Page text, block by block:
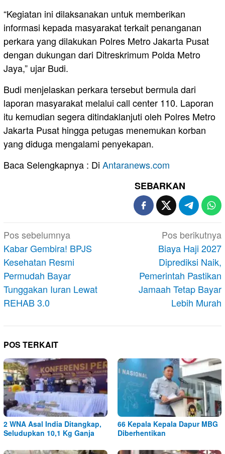
​“Kegiatan ini dilaksanakan untuk memberikan
informasi kepada masyarakat terkait penanganan
perkara yang dilakukan Polres Metro Jakarta Pusat
dengan dukungan dari Ditreskrimum Polda Metro
Jaya,” ujar Budi.
​Budi menjelaskan perkara tersebut bermula dari
laporan masyarakat melalui call center 110. Laporan
itu kemudian segera ditindaklanjuti oleh Polres Metro
Jakarta Pusat hingga petugas menemukan korban
yang diduga mengalami penyekapan.
Baca Selengkapnya : Di Antaranews.com
SEBARKAN
Navigasi
pos
Pos sebelumnya
Kabar Gembira! BPJS
Kesehatan Resmi
Permudah Bayar
Tunggakan Iuran Lewat
REHAB 3.0
Pos berikutnya
Biaya Haji 2027
Diprediksi Naik,
Pemerintah Pastikan
Jamaah Tetap Bayar
Lebih Murah
POS TERKAIT
2 WNA Asal India Ditangkap,
Seludupkan 10,1 Kg Ganja
66 Kepala Kepala Dapur MBG
Diberhentikan